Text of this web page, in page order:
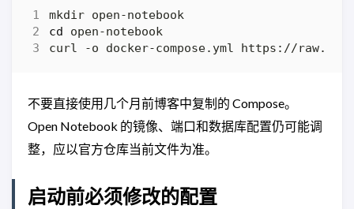
cd
不要直接使用几个月前博客中复制的 Compose。
Open Notebook 的镜像、端口和数据库配置仍可能调
整，应以官方仓库当前文件为准。
启动前必须修改的配置